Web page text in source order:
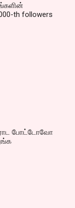
th followers
போட்டோவோ